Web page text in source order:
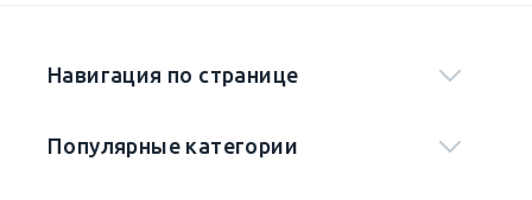
Навигация по странице
Популярные категории